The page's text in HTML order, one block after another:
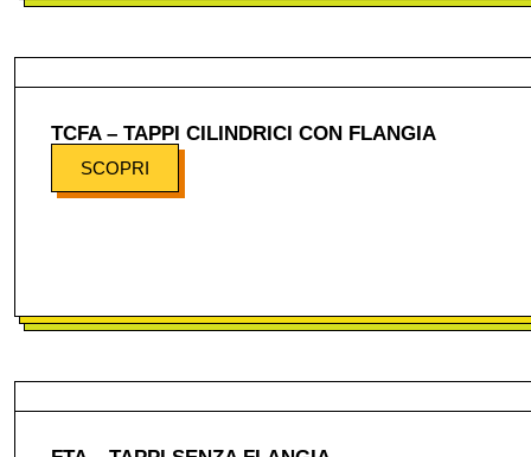
TCFA – TAPPI CILINDRICI CON FLANGIA
SCOPRI